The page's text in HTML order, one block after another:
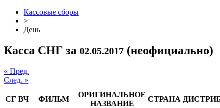
Кассовые сборы
>
День
Касса СНГ за 02.05.2017 (неофициально)
« Пред.
След. »
СГ ВЧ ФИЛЬМ
ОРИГИНАЛЬНОЕ
НАЗВАНИЕ
СТРАНА